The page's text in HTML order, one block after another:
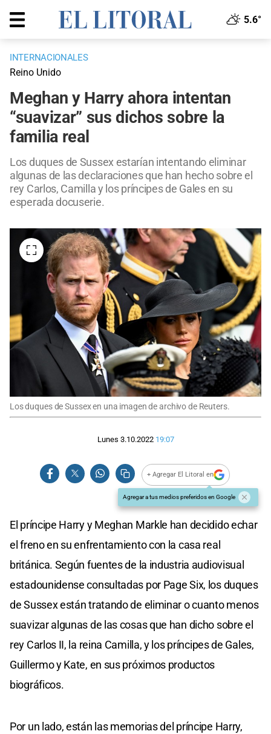
5.6°
INTERNACIONALES
Reino Unido
Meghan y Harry ahora intentan
“suavizar” sus dichos sobre la
familia real
Los duques de Sussex estarían intentando eliminar
algunas de las declaraciones que han hecho sobre el
rey Carlos, Camilla y los príncipes de Gales en su
esperada docuserie.
Los duques de Sussex en una imagen de archivo de Reuters.
Lunes 3.10.2022 19:07
+ Agregar El Litoral en
Agregar a tus medios preferidos en Google
El príncipe Harry y Meghan Markle han decidido echar
el freno en su enfrentamiento con la casa real
británica. Según fuentes de la industria audiovisual
estadounidense consultadas por Page Six, los duques
de Sussex están tratando de eliminar o cuanto menos
suavizar algunas de las cosas que han dicho sobre el
rey Carlos II, la reina Camilla, y los príncipes de Gales,
Guillermo y Kate, en sus próximos productos
biográficos.
Por un lado, están las memorias del príncipe Harry,